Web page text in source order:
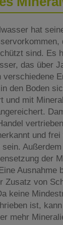
hat
sind. Es
das über
den Boden
und mit
und frei
der
Ausnahme
Zusatz von
keine
ist,
mehr